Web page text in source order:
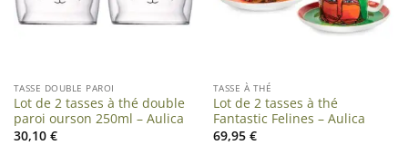
TASSE DOUBLE PAROI
Lot de 2 tasses à thé double
paroi ourson 250ml – Aulica
30,10 €
TASSE À THÉ
Lot de 2 tasses à thé
Fantastic Felines – Aulica
69,95 €